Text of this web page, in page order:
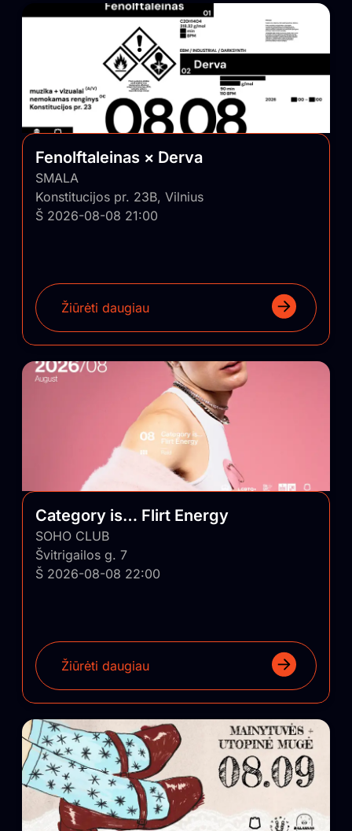
Fenolftaleinas × Derva
SMALA
Konstitucijos pr. 23B, Vilnius
Š 2026-08-08 21:00
Žiūrėti daugiau
Category is… Flirt Energy
SOHO CLUB
Švitrigailos g. 7
Š 2026-08-08 22:00
Žiūrėti daugiau